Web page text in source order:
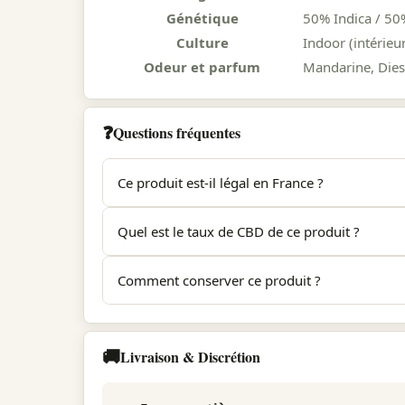
Génétique
50% Indica /
Culture
Indoor
Odeur et parfum
Mandarine,
❓Questions fréquentes
Ce produit est-il légal en France ?
Oui. New York City Diesel respecte la
certificat d'analyse (COA) de laboratoire
Quel est le taux de CBD de ce produit ?
Le taux de CBD est indiqué sur la fiche produit
Comment conserver ce produit ?
terpénique. Évitez les variations de
🚚Livraison & Discrétion